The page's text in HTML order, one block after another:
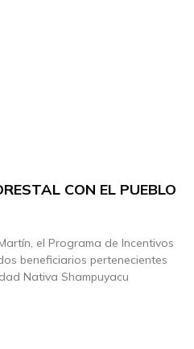
CON EL PUEBLO
el Programa de Incentivos
beneficiarios pertenecientes
Nativa Shampuyacu